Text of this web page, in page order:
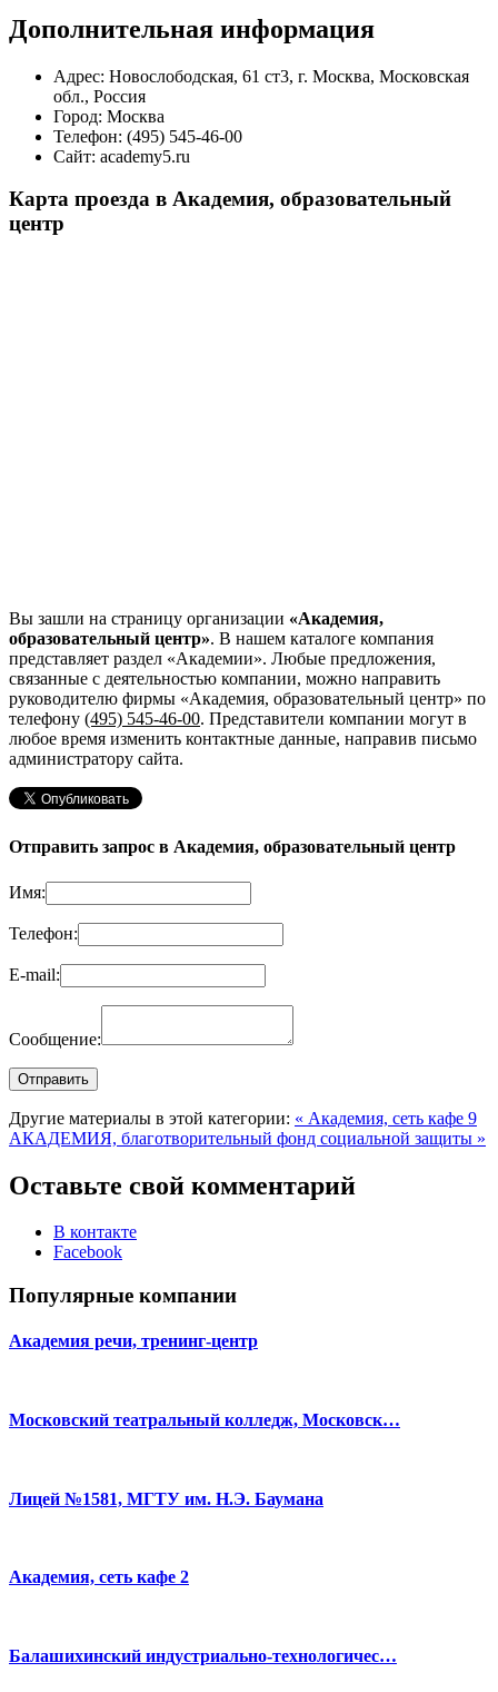
Дополнительная информация
Адрес: Новослободская, 61 ст3, г. Москва, Московская
обл., Россия
Город: Москва
Телефон: (495) 545-46-00
Сайт: academy5.ru
Карта проезда в Академия, образовательный
центр
Вы зашли на страницу организации «Академия,
образовательный центр». В нашем каталоге компания
представляет раздел «Академии». Любые предложения,
связанные с деятельностью компании, можно направить
руководителю фирмы «Академия, образовательный центр» по
телефону (495) 545-46-00. Представители компании могут в
любое время изменить контактные данные, направив письмо
администратору сайта.
Отправить запрос в Академия, образовательный центр
Имя:
Телефон:
E-mail:
Сообщение:
Другие материалы в этой категории: « Академия, сеть кафе 9
АКАДЕМИЯ, благотворительный фонд социальной защиты »
Оставьте свой комментарий
В контакте
Facebook
Популярные компании
Академия речи, тренинг-центр
Московский театральный колледж, Московск…
Лицей №1581, МГТУ им. Н.Э. Баумана
Академия, сеть кафе 2
Балашихинский индустриально-технологичес…